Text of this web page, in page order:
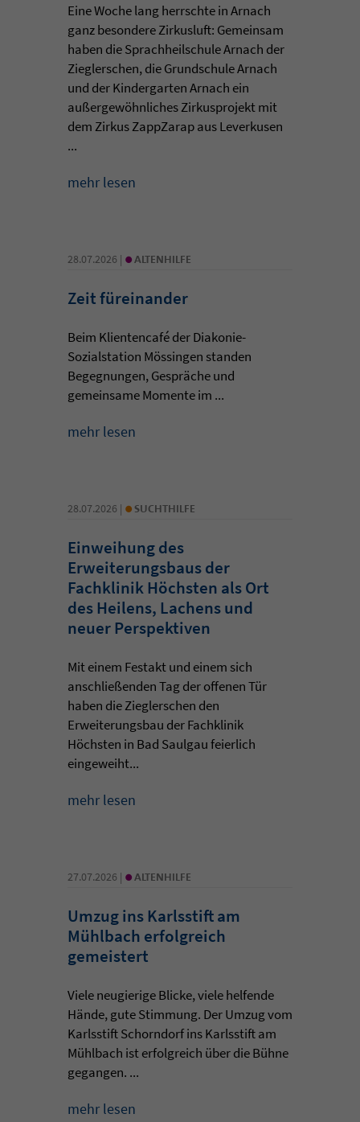
Eine Woche lang herrschte in Arnach
ganz besondere Zirkusluft: Gemeinsam
haben die Sprachheilschule Arnach der
Zieglerschen, die Grundschule Arnach
und der Kindergarten Arnach ein
außergewöhnliches Zirkusprojekt mit
dem Zirkus ZappZarap aus Leverkusen
...
mehr lesen
28.07.2026 | • ALTENHILFE
Zeit füreinander
Beim Klientencafé der Diakonie-
Sozialstation Mössingen standen
Begegnungen, Gespräche und
gemeinsame Momente im ...
mehr lesen
28.07.2026 | • SUCHTHILFE
Einweihung des
Erweiterungsbaus der
Fachklinik Höchsten als Ort
des Heilens, Lachens und
neuer Perspektiven
Mit einem Festakt und einem sich
anschließenden Tag der offenen Tür
haben die Zieglerschen den
Erweiterungsbau der Fachklinik
Höchsten in Bad Saulgau feierlich
eingeweiht...
mehr lesen
27.07.2026 | • ALTENHILFE
Umzug ins Karlsstift am
Mühlbach erfolgreich
gemeistert
Viele neugierige Blicke, viele helfende
Hände, gute Stimmung. Der Umzug vom
Karlsstift Schorndorf ins Karlsstift am
Mühlbach ist erfolgreich über die Bühne
gegangen. ...
mehr lesen